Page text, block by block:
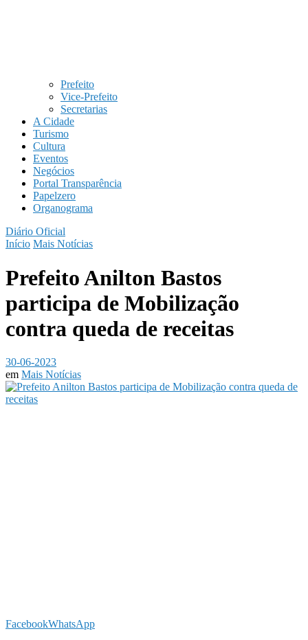
Prefeito
Vice-Prefeito
Secretarias
A Cidade
Turismo
Cultura
Eventos
Negócios
Portal Transparência
Papelzero
Organograma
Diário Oficial
Início Mais Notícias
Prefeito Anilton Bastos
participa de Mobilização
contra queda de receitas
30-06-2023
em Mais Notícias
FacebookWhatsApp